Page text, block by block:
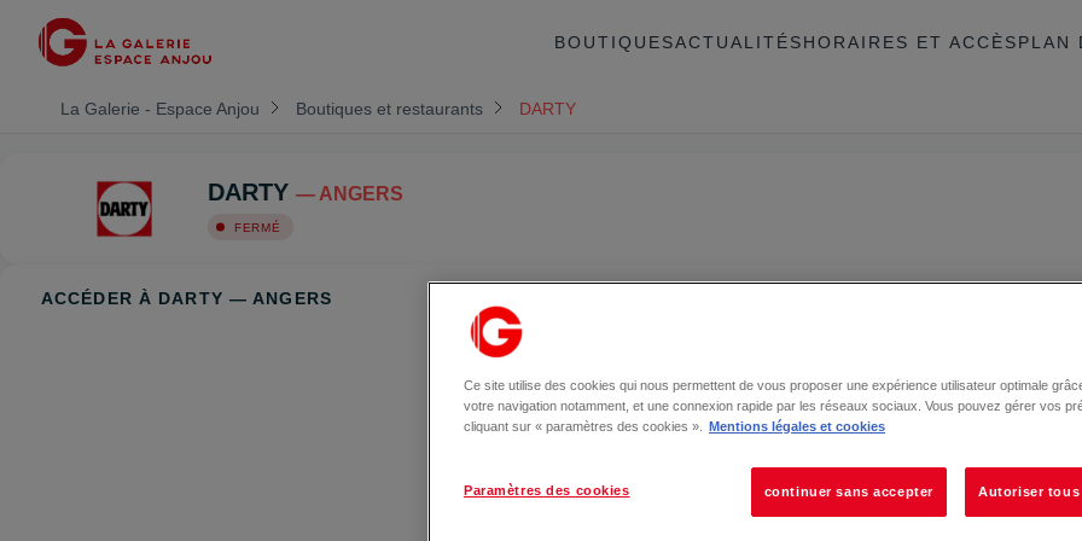
BOUTIQUESACTUALITÉSHORAIRES ET ACCÈSPLAN
La Galerie - Espace Anjou Boutiques et restaurants DARTY
DARTY — ANGERS
FERMÉ
ACCÉDER À DARTY — ANGERS
Ce site utilise des cookies qui nous permettent de vous proposer une expérience utilisateur optimale
votre navigation notamment, et une connexion rapide par les réseaux sociaux. Vous pouvez gérer vos
cliquant sur « paramètres des cookies ».
Mentions légales et cookies
Paramètres des cookies continuer sans accepter Autoriser